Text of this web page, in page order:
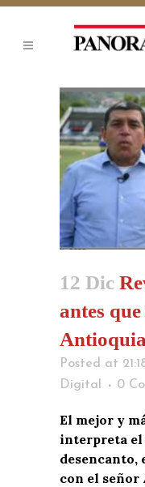
12 Dic
antes
Antioquia
Posted at
Digital
0
El mejor y
interpreta el
desencanto,
con el señor